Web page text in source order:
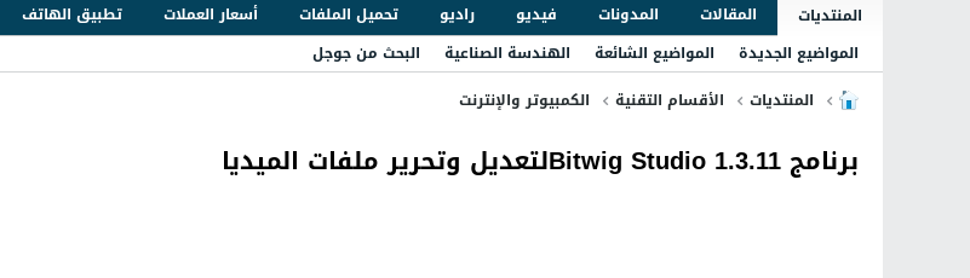
المنتديات المقالات المدونات فيديو راديو تحميل الملفات أسعار العملات تطبيق الهاتف
المواضيع الجديدة
المواضيع الشائعة الهندسة الصناعية
البحث من جوجل
المنتديات
الأقسام التقنية الكمبيوتر والإنترنت
برنامج Bitwig Studio 1.3.11لتعديل وتحرير ملفات الميديا